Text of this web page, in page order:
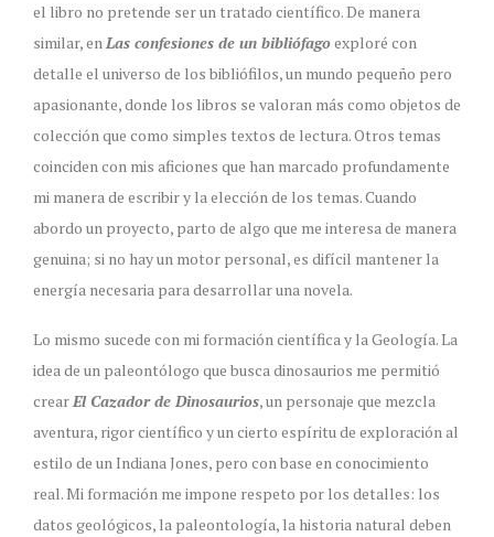
el libro no pretende ser un tratado científico. De manera
similar, enLas confesiones de un bibliófagoexploré con
detalle el universo de los bibliófilos, un mundo pequeño pero
apasionante, donde los libros se valoran más como objetos de
colección que como simples textos de lectura. Otros temas
coinciden con mis aficiones que han marcado profundamente
mi manera de escribir y la elección de los temas. Cuando
abordo un proyecto, parto de algo que me interesa de manera
genuina; si no hay un motor personal, es difícil mantener la
energía necesaria para desarrollar una novela.
Lo mismo sucede con mi formación científica y la Geología. La
idea de un paleontólogo que busca dinosaurios me permitió
crearEl Cazador de Dinosaurios, un personaje que mezcla
aventura, rigor científico y un cierto espíritu de exploración al
estilo de un Indiana Jones, pero con base en conocimiento
real. Mi formación me impone respeto por los detalles: los
datos geológicos, la paleontología, la historia natural deben